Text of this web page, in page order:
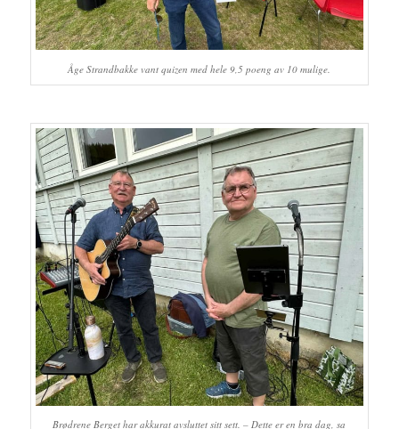
Åge Strandbakke vant quizen med hele 9,5 poeng av 10 mulige.
Brødrene Berget har akkurat avsluttet sitt sett. – Dette er en bra dag, sa